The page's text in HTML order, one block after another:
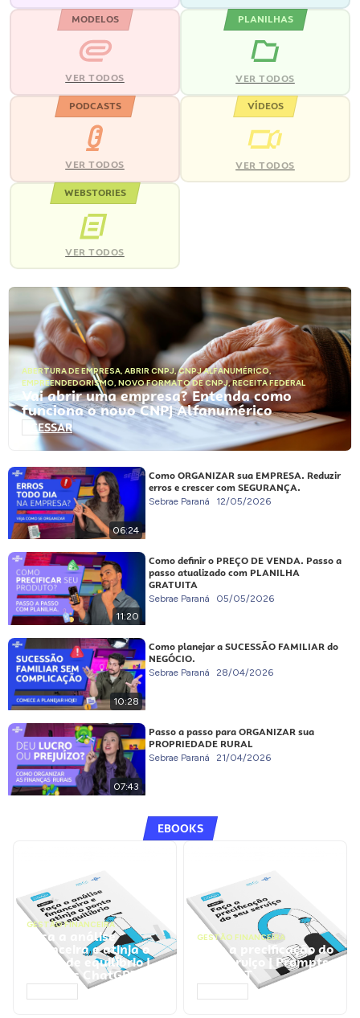
MODELOS
VER TODOS
PLANILHAS
VER TODOS
PODCASTS
VER TODOS
VÍDEOS
VER TODOS
WEBSTORIES
VER TODOS
ABERTURA DE EMPRESA, ABRIR CNPJ,CNPJ ALFANUMÉRICO,
EMPREENDEDORISMO, NOVO FORMATO DE CNPJ,RECEITA FEDERAL
Vai abrir uma empresa? Entenda como
funciona o novo CNPJ Alfanumérico
ACESSAR
06:24
Como ORGANIZAR sua EMPRESA. Reduzir
erros e crescer com SEGURANÇA.
Sebrae Paraná 12/05/2026
11:20
Como definir o PREÇO DE VENDA. Passo a
passo atualizado com PLANILHA
GRATUITA
Sebrae Paraná 05/05/2026
10:28
Como planejar a SUCESSÃO FAMILIAR do
NEGÓCIO.
Sebrae Paraná 28/04/2026
07:43
Passo a passo para ORGANIZAR sua
PROPRIEDADE RURAL
Sebrae Paraná 21/04/2026
EBOOKS
GESTÃO FINANCEIRA
Faça a análise
financeira e atinja o
ponto de equilíbrio |
Prompts ChatGPT
GESTÃO FINANCEIRA
Faça a precificação do
seu serviço | Prompts
ChatGPT